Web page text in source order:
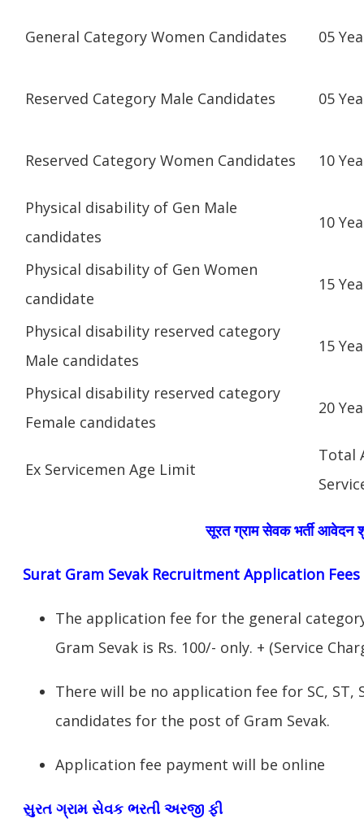
General Category Women Candidates 05
Reserved Category Male Candidates 05
Reserved Category Women Candidates 10
Physical disability of Gen Male
candidates
10
Physical disability of Gen Women
candidate
15
Physical disability reserved category
Male candidates
15
Physical disability reserved category
Female candidates
20
Ex Servicemen Age Limit
Total
सूरत ग्राम सेवक भर्ती आवेदन
Surat Gram Sevak Recruitment Application Fees
The application fee for the general
Gram Sevak is Rs. 100/- only. + (Service
There will be no application fee for SC, ST,
candidates for the post of Gram Sevak.
Application fee payment will be online
સુરત ગ્રામ સેવક ભરતી અરજી ફી